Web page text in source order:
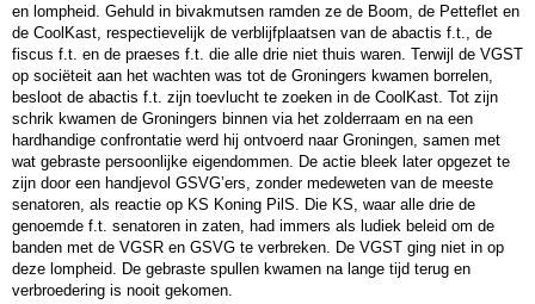
en lompheid. Gehuld in bivakmutsen ramden ze de Boom, de Petteflet en
de CoolKast, respectievelijk de verblijfplaatsen van de abactis f.t., de
fiscus f.t. en de praeses f.t. die alle drie niet thuis waren. Terwijl de VGST
op sociëteit aan het wachten was tot de Groningers kwamen borrelen,
besloot de abactis f.t. zijn toevlucht te zoeken in de CoolKast. Tot zijn
schrik kwamen de Groningers binnen via het zolderraam en na een
hardhandige confrontatie werd hij ontvoerd naar Groningen, samen met
wat gebraste persoonlijke eigendommen. De actie bleek later opgezet te
zijn door een handjevol GSVG’ers, zonder medeweten van de meeste
senatoren, als reactie op KS Koning PilS. Die KS, waar alle drie de
genoemde f.t. senatoren in zaten, had immers als ludiek beleid om de
banden met de VGSR en GSVG te verbreken. De VGST ging niet in op
deze lompheid. De gebraste spullen kwamen na lange tijd terug en
verbroedering is nooit gekomen.